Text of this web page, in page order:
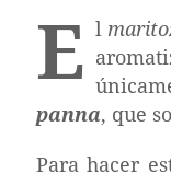
E l
panna, que
Para hacer